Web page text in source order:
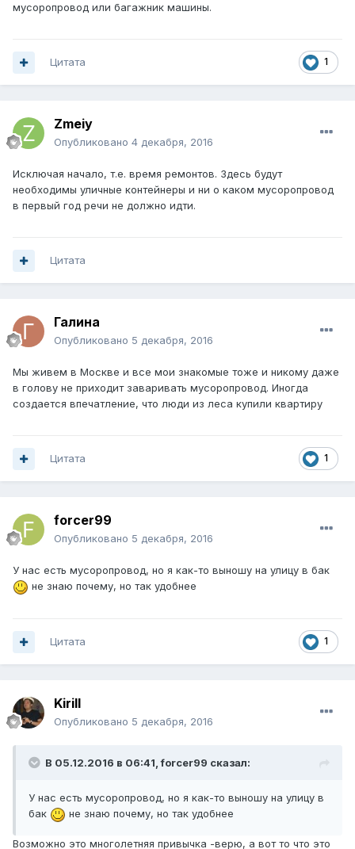
мусоропровод или багажник машины.
1
Цитата
Zmeiy
Опубликовано 4 декабря, 2016
Исключая начало, т.е. время ремонтов. Здесь будут
необходимы уличные контейнеры и ни о каком мусоропровод
в первый год речи не должно идти.
Цитата
Галина
Опубликовано 5 декабря, 2016
Мы живем в Москве и все мои знакомые тоже и никому даже
в голову не приходит заваривать мусоропровод. Иногда
создается впечатление, что люди из леса купили квартиру
1
Цитата
forcer99
Опубликовано 5 декабря, 2016
У нас есть мусоропровод, но я как-то выношу на улицу в бак
не знаю почему, но так удобнее
1
Цитата
Kirill
Опубликовано 5 декабря, 2016
В 05.12.2016 в 06:41, forcer99 сказал:
У нас есть мусоропровод, но я как-то выношу на улицу в
бак
не знаю почему, но так удобнее
Возможно это многолетняя привычка -верю, а вот то что это